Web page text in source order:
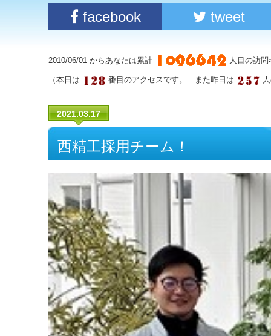
facebook tweet
2010/06/01 からあなたは累計 人目の訪
（本日は 番目のアクセスです。 また昨日は
2021.03.17
西精工採用チーム！